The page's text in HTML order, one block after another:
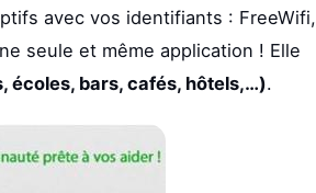
avec vos identifiants : FreeWifi,
seule et même application ! Elle
écoles, bars, cafés, hôtels,…).